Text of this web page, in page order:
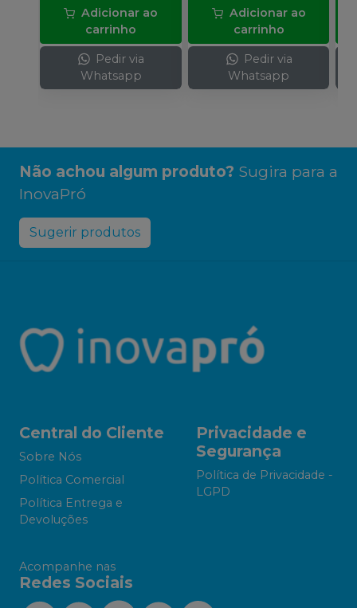
Adicionar ao
carrinho
Pedir via
Whatsapp
Adicionar ao
carrinho
Pedir via
Whatsapp
Não achou algum produto? Sugira para a
InovaPró
Sugerir produtos
Central do Cliente
Sobre Nós
Política Comercial
Política Entrega e
Devoluções
Privacidade e
Segurança
Política de Privacidade -
LGPD
Acompanhe nas
Redes Sociais